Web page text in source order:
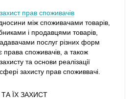
прав споживачів
між споживачами товарів,
і продавцями товарів,
послуг різних форм
права споживачів, а також
та основи реалізації
захисту прав споживвачі.
ЇХ ЗАХИСТ